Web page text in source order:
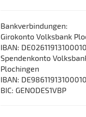
Bankverbindungen:
Girokonto Volksbank
IBAN:
Spendenkonto
Plochingen
IBAN:
BIC: GENODES1VBP